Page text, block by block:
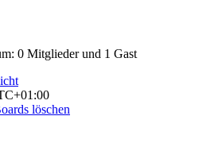
0 Mitglieder und 1 Gast
löschen